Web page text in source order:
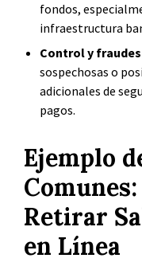
fondos,
infraestructura
Control y
sospechosas o
adicionales de
pagos.
Ejemplo
Retirar
en Línea